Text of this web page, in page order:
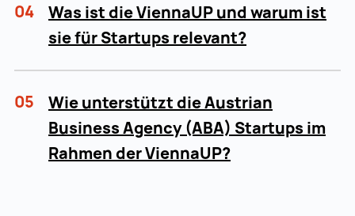
04
Was ist die ViennaUP und warum ist
sie für Startups relevant?
05
Wie unterstützt die Austrian
Business Agency (ABA) Startups im
Rahmen der ViennaUP?